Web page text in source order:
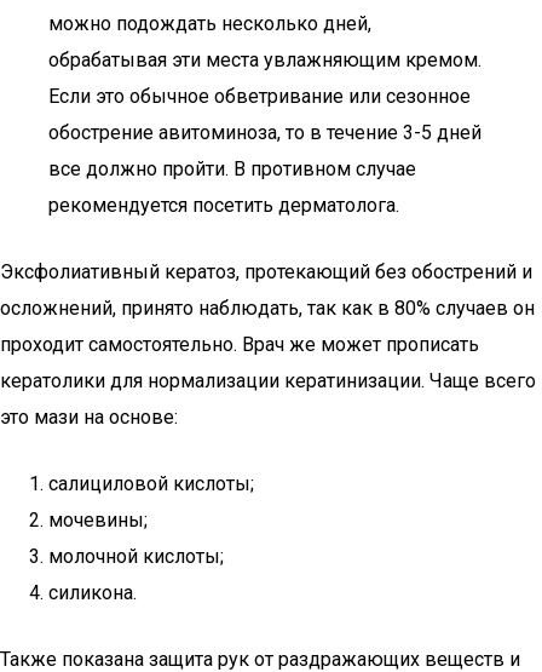
можно подождать несколько дней,
обрабатывая эти места увлажняющим кремом.
Если это обычное обветривание или сезонное
обострение авитоминоза, то в течение 3-5 дней
все должно пройти. В противном случае
рекомендуется посетить дерматолога.
Эксфолиативный кератоз, протекающий без обострений и
осложнений, принято наблюдать, так как в 80% случаев он
проходит самостоятельно. Врач же может прописать
кератолики для нормализации кератинизации. Чаще всего
это мази на основе:
салициловой кислоты;
мочевины;
молочной кислоты;
силикона.
Также показана защита рук от раздражающих веществ и